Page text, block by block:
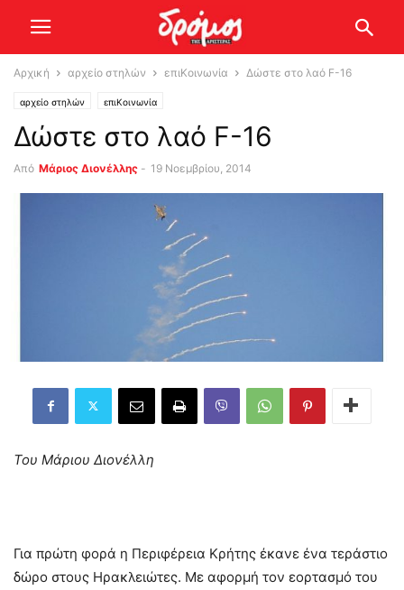
Αρχική αρχείο στηλών επιΚοινωνία Δώστε στο λαό F-16
αρχείο στηλών επιΚοινωνία
Δώστε στο λαό F-16
Από Μάριος Διονέλλης - 19 Νοεμβρίου, 2014
Του Μάριου Διονέλλη
Για πρώτη φορά η Περιφέρεια Κρήτης έκανε ένα τεράστιο
δώρο στους Ηρακλειώτες. Με αφορμή τον εορτασμό του